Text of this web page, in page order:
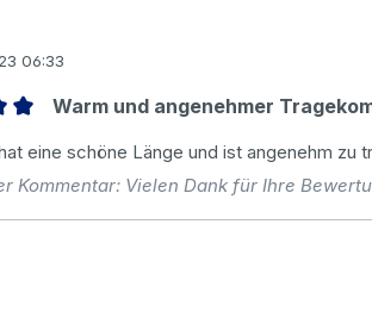
06:33
Warm und angenehmer
eine schöne Länge und ist angenehm zu
Kommentar: Vielen Dank für Ihre